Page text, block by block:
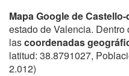
Mapa Google de
estado de Valencia. Dentro
lascoordenadas
latitud: 38.8791027,
2.012)